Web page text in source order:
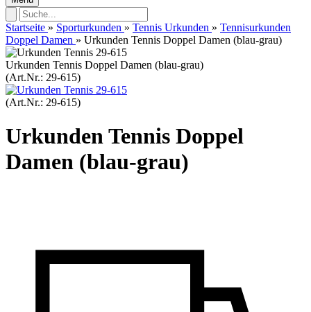
Startseite » Sporturkunden » Tennis Urkunden » Tennisurkunden
Doppel Damen » Urkunden Tennis Doppel Damen (blau-grau)
Urkunden Tennis Doppel Damen (blau-grau)
(Art.Nr.: 29-615)
(Art.Nr.: 29-615)
Urkunden Tennis Doppel
Damen (blau-grau)